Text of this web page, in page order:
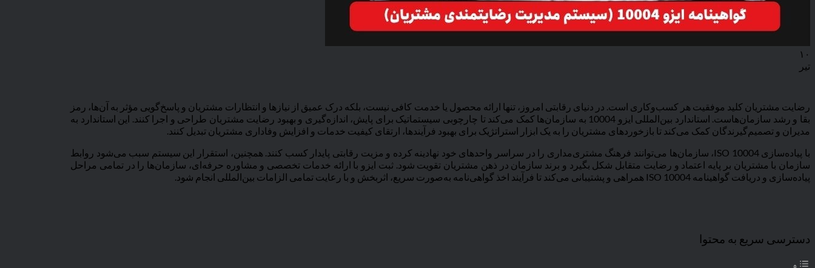
۱۰
تیر
رضایت مشتریان کلید موفقیت هر کسب‌وکاری است. در دنیای رقابتی امروز، تنها ارائه محصول یا خدمت کافی نیست، بلکه درک عمیق از نیازها و انتظارات مشتریان و پاسخ‌گویی مؤثر به آن‌ها، رمز
بقا و رشد سازمان‌هاست. استاندارد بین‌المللی ایزو 10004 به سازمان‌ها کمک می‌کند تا چارچوبی سیستماتیک برای پایش، اندازه‌گیری و بهبود رضایت مشتریان طراحی و اجرا کنند. این استاندارد به
مدیران و تصمیم‌گیرندگان کمک می‌کند تا بازخوردهای مشتریان را به یک ابزار استراتژیک برای بهبود فرآیندها، ارتقای کیفیت خدمات و افزایش وفاداری مشتریان تبدیل کنند.
با پیاده‌سازی ISO 10004، سازمان‌ها می‌توانند فرهنگ مشتری‌مداری را در سراسر واحدهای خود نهادینه کرده و مزیت رقابتی پایدار کسب کنند. همچنین، استقرار این سیستم سبب می‌شود روابط
سازمان با مشتریان بر پایه اعتماد و رضایت متقابل شکل بگیرد و برند سازمان در ذهن مشتریان تقویت شود. ثبت ایزو با ارائه خدمات تخصصی و مشاوره حرفه‌ای، سازمان‌ها را در تمامی مراحل
پیاده‌سازی و دریافت گواهینامه ISO 10004 همراهی و پشتیبانی می‌کند تا فرآیند اخذ گواهی‌نامه به‌صورت سریع، اثربخش و با رعایت تمامی الزامات بین‌المللی انجام شود.
دسترسی سریع به محتوا